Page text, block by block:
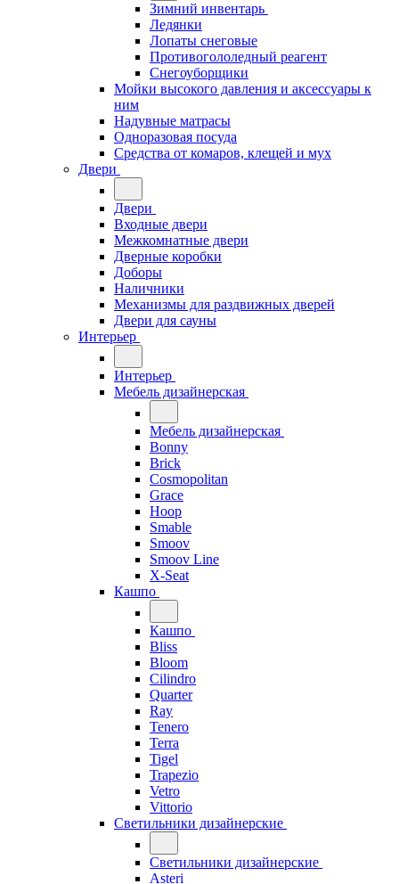
Зимний инвентарь
Ледянки
Лопаты снеговые
Противогололедный реагент
Снегоуборщики
Мойки высокого давления и аксессуары к
ним
Надувные матрасы
Одноразовая посуда
Средства от комаров, клещей и мух
Двери
Двери
Входные двери
Межкомнатные двери
Дверные коробки
Доборы
Наличники
Механизмы для раздвижных дверей
Двери для сауны
Интерьер
Интерьер
Мебель дизайнерская
Мебель дизайнерская
Bonny
Brick
Cosmopolitan
Grace
Hoop
Smable
Smoov
Smoov Line
X-Seat
Кашпо
Кашпо
Bliss
Bloom
Cilindro
Quarter
Ray
Tenero
Terra
Tigel
Trapezio
Vetro
Vittorio
Светильники дизайнерские
Светильники дизайнерские
Asteri